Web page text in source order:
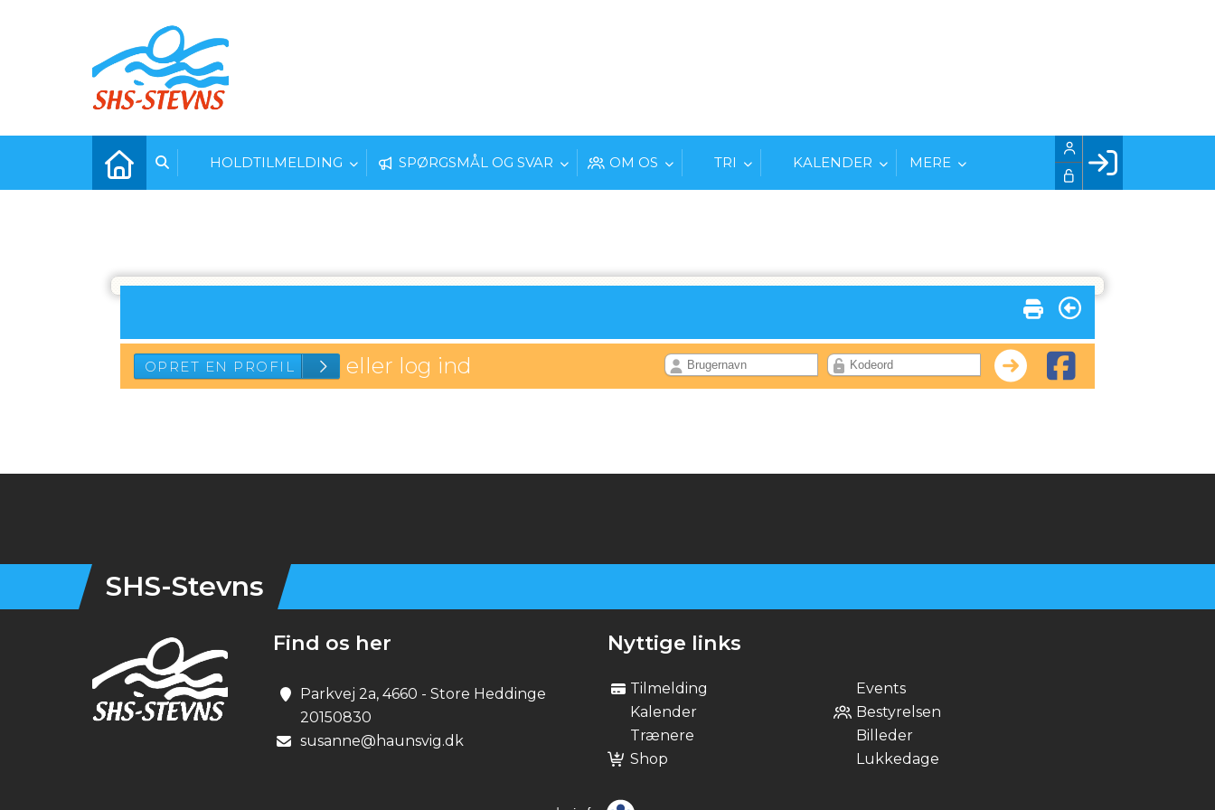
HOLDTILMELDING SPØRGSMÅL OG SVAR OM OS TRI KALENDER MERE
eller log ind
SHS-Stevns
Find os her
Parkvej 2a, 4660 - Store Heddinge
20150830
susanne@haunsvig.dk
Nyttige links
Tilmelding
Events
Kalender
Bestyrelsen
Trænere
Billeder
Shop
Lukkedage